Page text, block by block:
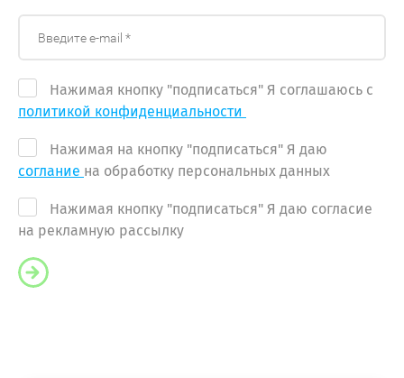
Нажимая кнопку "подписаться" Я соглашаюсь с
политикой конфиденциальности
Нажимая на кнопку "подписаться" Я даю
соглание на обработку персональных данных
Нажимая кнопку "подписаться" Я даю согласие
на рекламную рассылку